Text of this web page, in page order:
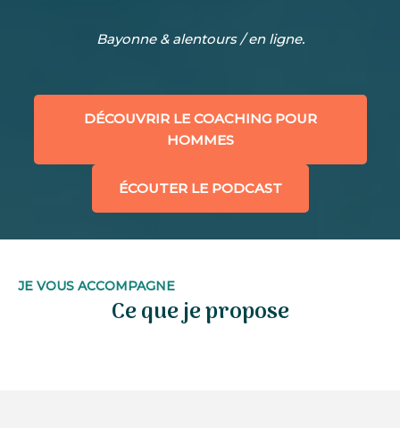
Bayonne & alentours / en ligne.
DÉCOUVRIR LE COACHING POUR
HOMMES
ÉCOUTER LE PODCAST
JE VOUS ACCOMPAGNE
Ce que je propose